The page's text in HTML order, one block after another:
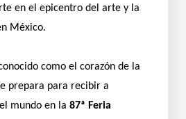
en el epicentro del arte y la
México.
como el corazón de la
prepara para recibir a
mundo en la 87ª Feria